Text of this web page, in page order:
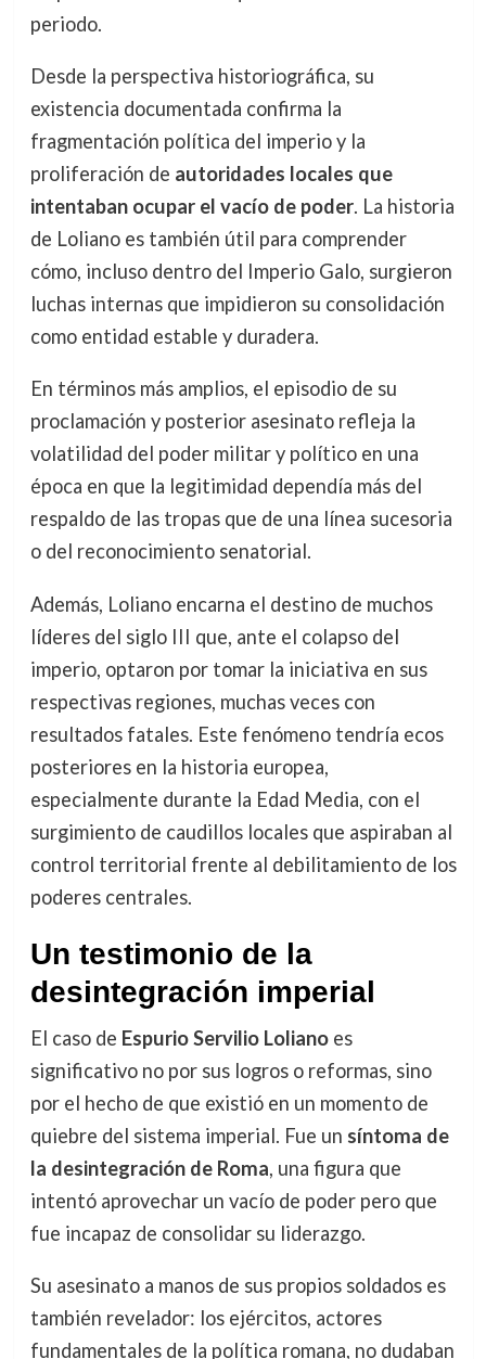
periodo.
Desde la perspectiva historiográfica, su
existencia documentada confirma la
fragmentación política del imperio y la
proliferación de autoridades locales que
intentaban ocupar el vacío de poder. La historia
de Loliano es también útil para comprender
cómo, incluso dentro del Imperio Galo, surgieron
luchas internas que impidieron su consolidación
como entidad estable y duradera.
En términos más amplios, el episodio de su
proclamación y posterior asesinato refleja la
volatilidad del poder militar y político en una
época en que la legitimidad dependía más del
respaldo de las tropas que de una línea sucesoria
o del reconocimiento senatorial.
Además, Loliano encarna el destino de muchos
líderes del siglo III que, ante el colapso del
imperio, optaron por tomar la iniciativa en sus
respectivas regiones, muchas veces con
resultados fatales. Este fenómeno tendría ecos
posteriores en la historia europea,
especialmente durante la Edad Media, con el
surgimiento de caudillos locales que aspiraban al
control territorial frente al debilitamiento de los
poderes centrales.
Un testimonio de la
desintegración imperial
El caso de Espurio Servilio Lolianoes
significativo no por sus logros o reformas, sino
por el hecho de que existió en un momento de
quiebre del sistema imperial. Fue un síntoma de
la desintegración de Roma, una figura que
intentó aprovechar un vacío de poder pero que
fue incapaz de consolidar su liderazgo.
Su asesinato a manos de sus propios soldados es
también revelador: los ejércitos, actores
fundamentales de la política romana, no dudaban